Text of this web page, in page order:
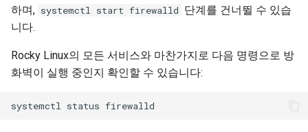
하며, systemctl start firewalld 단계를 건너뛸 수 있습
니다.
Rocky Linux의 모든 서비스와 마찬가지로 다음 명령으로 방
화벽이 실행 중인지 확인할 수 있습니다:
systemctl status